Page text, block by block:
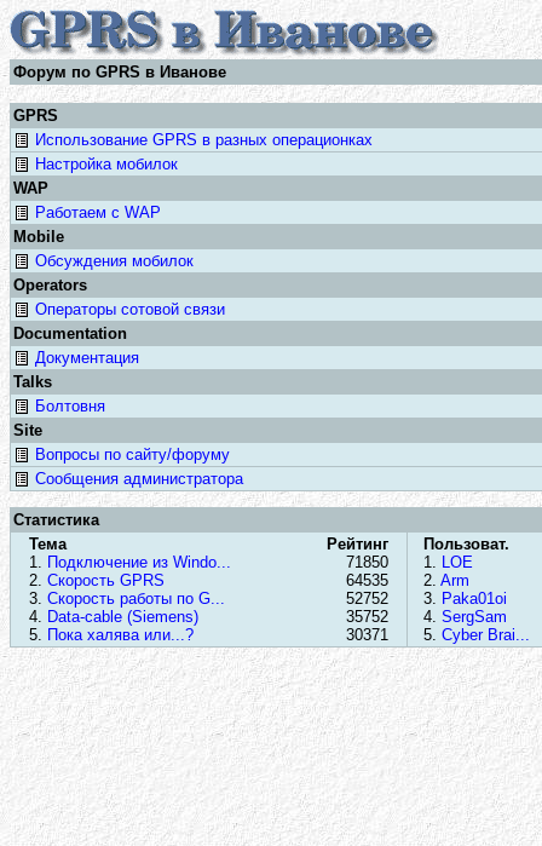
Форум по GPRS в Иванове
GPRS
Использование GPRS в разных операционках
Настройка мобилок
WAP
Работаем с WAP
Mobile
Обсуждения мобилок
Operators
Операторы сотовой связи
Documentation
Документация
Talks
Болтовня
Site
Вопросы по сайту/форуму
Сообщения администратора
Статистика
Тема
Рейтинг
1. Подключение из Windo...
71850
2. Скорость GPRS
64535
3. Скорость работы по G...
52752
4. Data-cable (Siemens)
35752
5. Пока халява или...? 30371
Пользоват.
1. LOE
2. Arm
3. Paka01oi
4. SergSam
5. Cyber Brai...